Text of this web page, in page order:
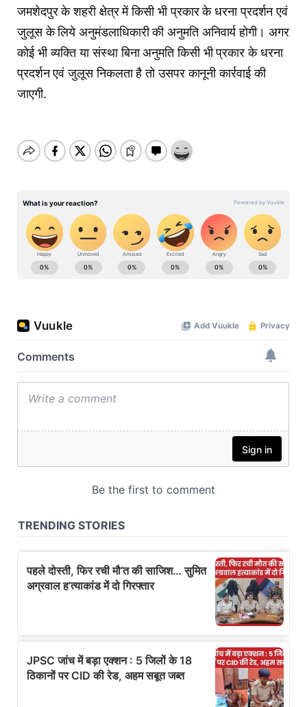
जमशेदपुर के शहरी क्षेत्र में किसी भी प्रकार के धरना प्रदर्शन एवं
जुलूस के लिये अनुमंडलाधिकारी की अनुमति अनिवार्य होगी। अगर
कोई भी व्यक्ति या संस्था बिना अनुमति किसी भी प्रकार के धरना
प्रदर्शन एवं जुलूस निकलता है तो उसपर कानूनी कार्रवाई की
जाएगी.